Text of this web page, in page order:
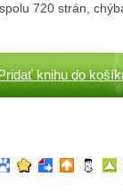
720 strán,
knihu do